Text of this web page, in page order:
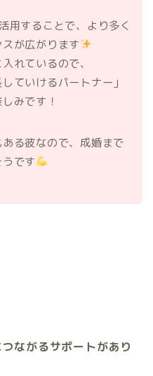
用することで、より多く
が広がります
れているので、
ていけるパートナー」
みです！
る彼なので、成婚まで
です
ながるサポートがあり